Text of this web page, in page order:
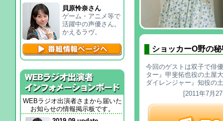
ショッカーO野の
今回のゲストは双子で俳
ター』甲斐拓也役の土屋
ダイレンジャー』知役の
[2011年7月
貝原怜奈さん
ゲーム・アニメ等で
活躍中の声優さん。
かえるラヴ。
WEBラジオ出演者さまから届いた
お知らせの情報掲示板です。